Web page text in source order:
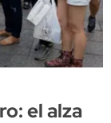
el alza